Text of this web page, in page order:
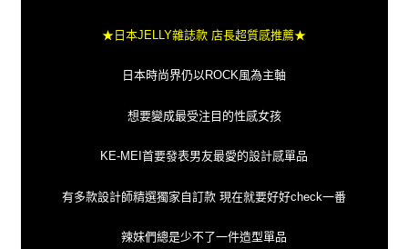
★日本JELLY雜誌款 店長超質感推薦★
日本時尚界仍以ROCK風為主軸
想要變成最受注目的性感女孩
KE-MEI首要發表男友最愛的設計感單品
有多款設計師精選獨家自訂款 現在就要好好check一番
辣妹們總是少不了一件造型單品